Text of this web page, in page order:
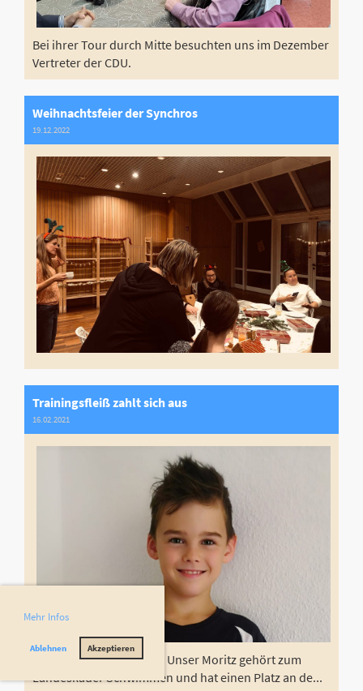
Mehr Infos
Ablehnen Akzeptieren
Bei ihrer Tour durch Mitte besuchten uns im Dezember
Vertreter der CDU.
Weihnachtsfeier der Synchros
19.12.2022
Trainingsfleiß zahlt sich aus
16.02.2021
Erfreuliche Nachrichten: Unser Moritz gehört zum
Landeskader Schwimmen und hat einen Platz an de...